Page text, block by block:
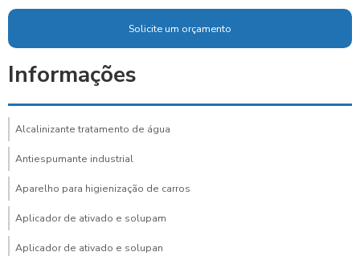
Solicite um orçamento
Informações
Alcalinizante tratamento de água
Antiespumante industrial
Aparelho para higienização de carros
Aplicador de ativado e solupam
Aplicador de ativado e solupan